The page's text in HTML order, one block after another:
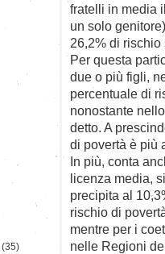
fratelli in media
un solo
26,2% di rischio
Per questa
due o più figli,
percentuale di
nonostante
detto. A
di povertà è più
In più, conta
licenza media,
precipita al
rischio di
mentre per i
nelle Regioni
(35)